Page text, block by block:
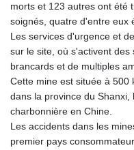
morts et 123 autres ont été
soignés, quatre d'entre eux
Les services d'urgence et
sur le site, où s'activent
brancards et de multiples
Cette mine est située à 500
dans la province du Shanxi,
charbonnière en Chine.
Les accidents dans les
premier pays